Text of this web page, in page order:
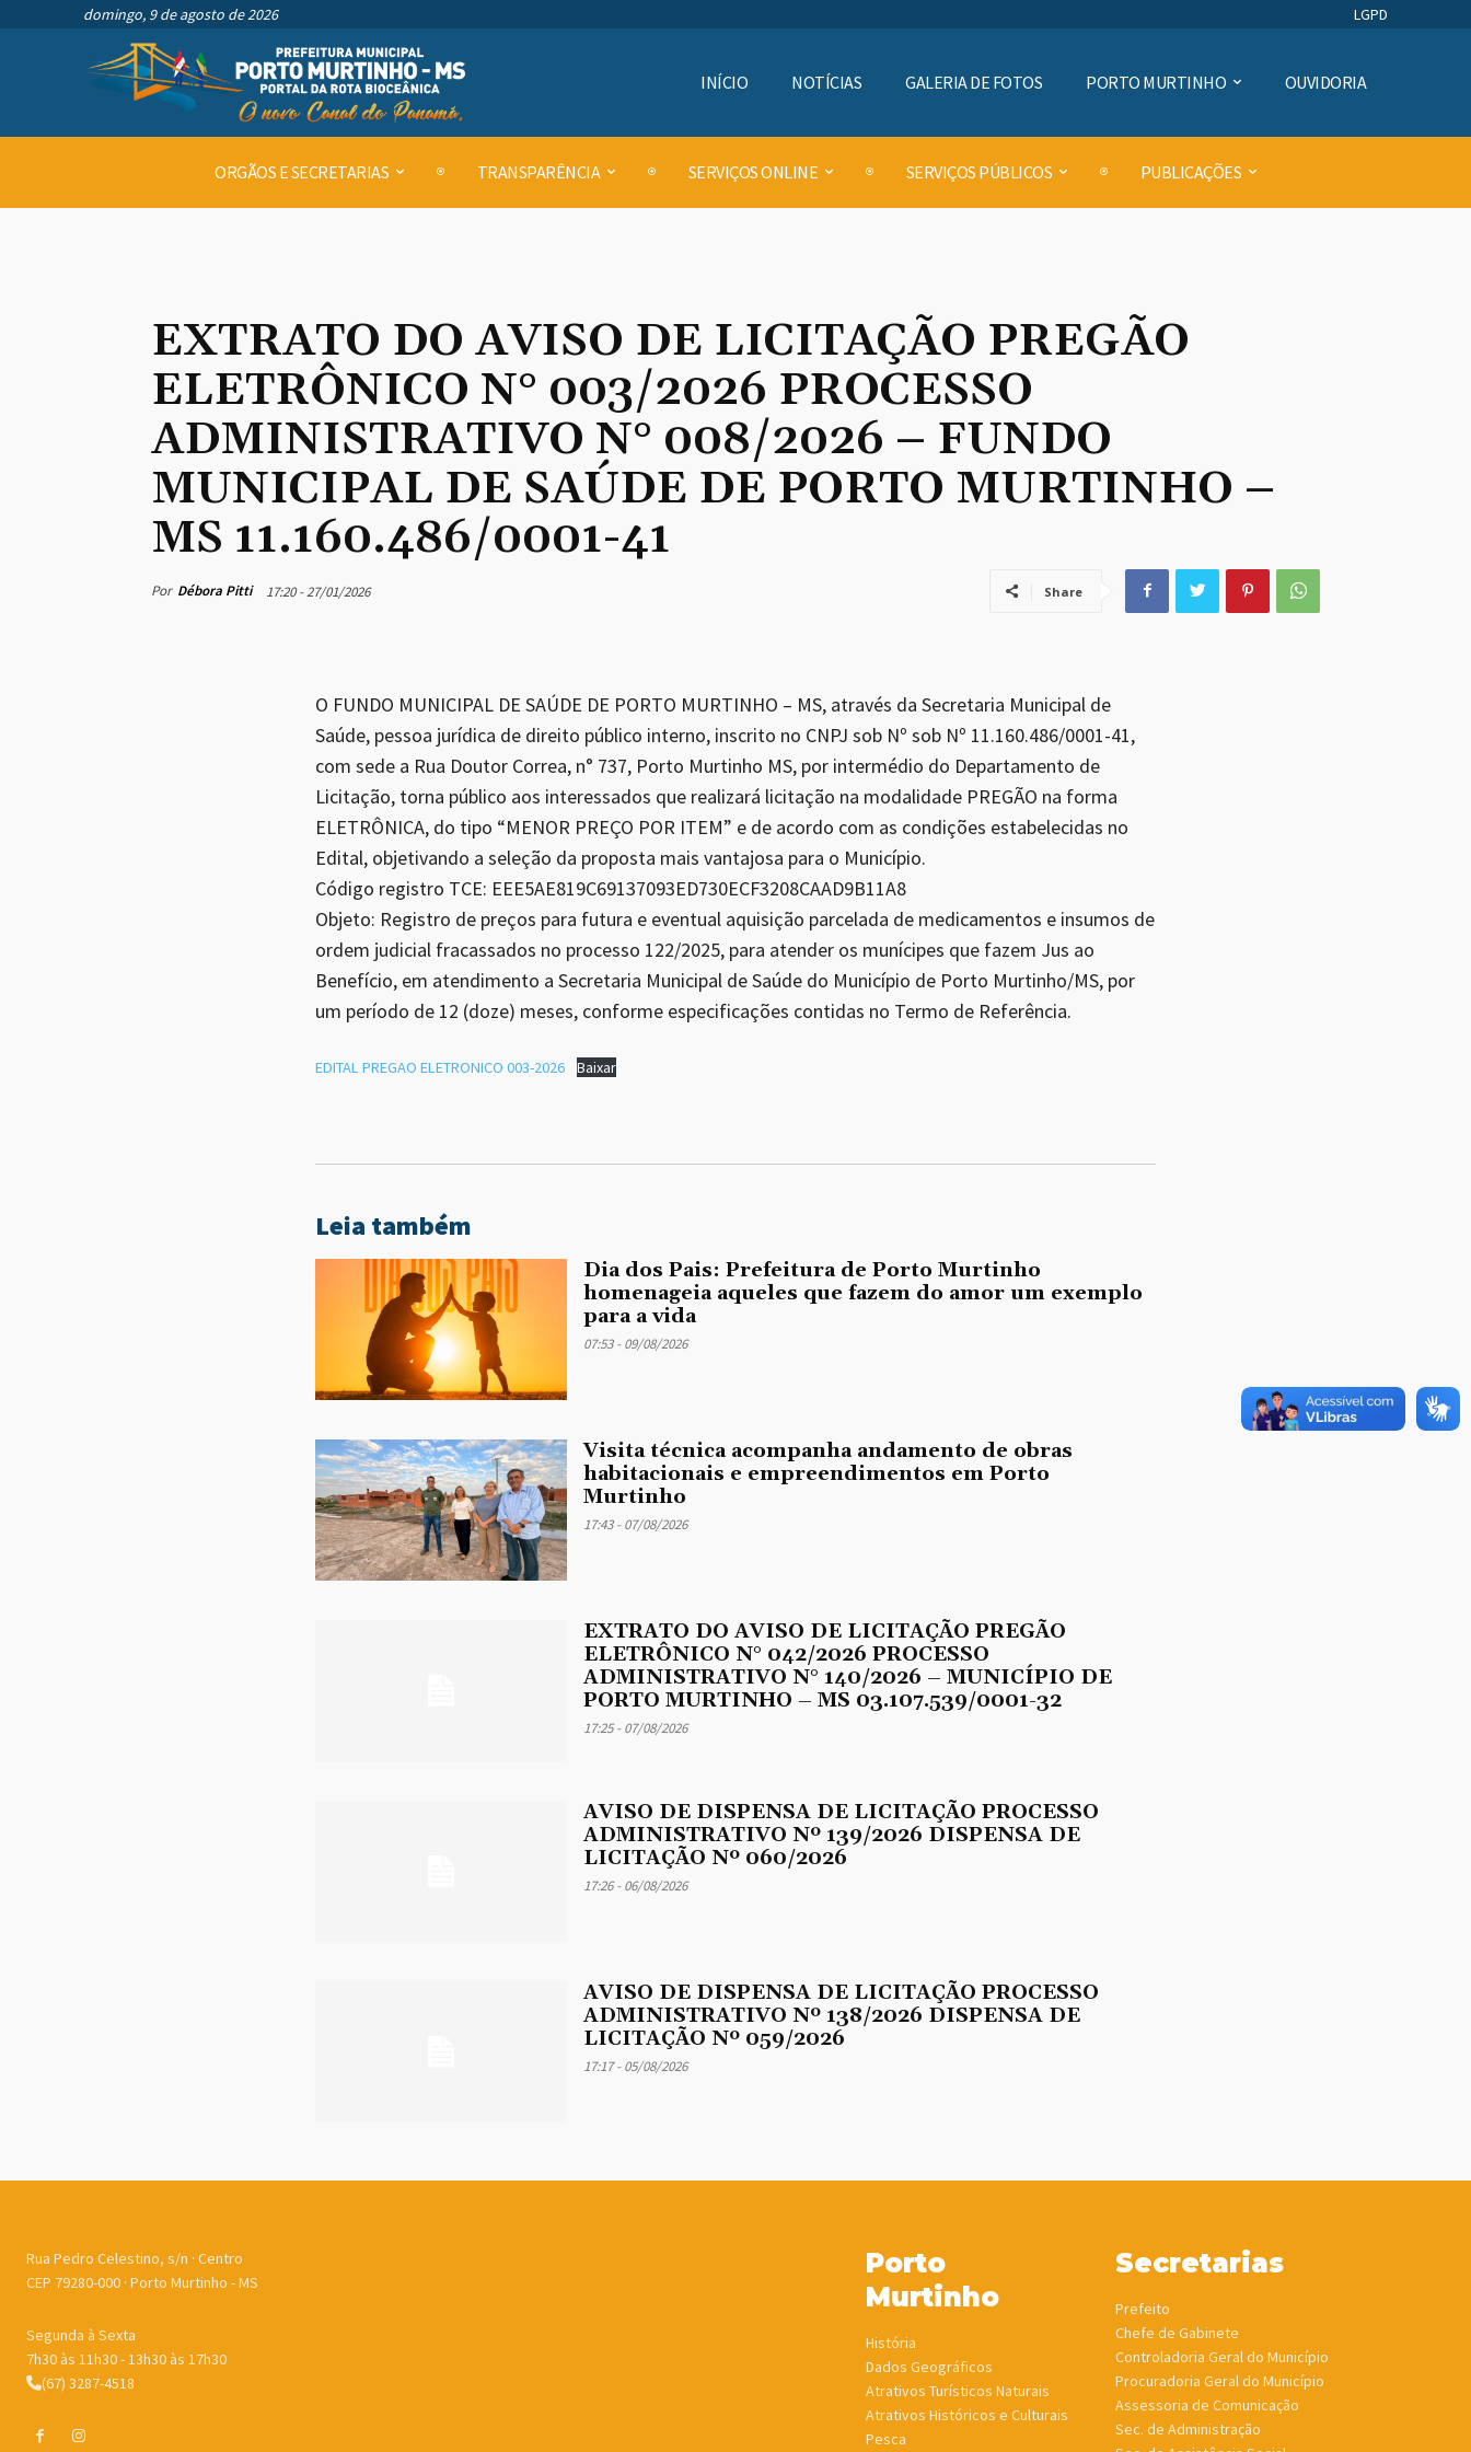
domingo, 9 de agosto de 2026 LGPD
INÍCIO NOTÍCIAS GALERIA DE FOTOS PORTO MURTINHO OUVIDORIA
ORGÃOS E SECRETARIAS TRANSPARÊNCIA SERVIÇOS ONLINE SERVIÇOS PÚBLICOS PUBLICAÇÕES
EXTRATO DO AVISO DE LICITAÇÃO PREGÃO
ELETRÔNICO N° 003/2026 PROCESSO
ADMINISTRATIVO N° 008/2026 – FUNDO
MUNICIPAL DE SAÚDE DE PORTO MURTINHO –
MS 11.160.486/0001-41
Por Débora Pitti 17:20 - 27/01/2026 Share
O FUNDO MUNICIPAL DE SAÚDE DE PORTO MURTINHO – MS, através da Secretaria Municipal de
Saúde, pessoa jurídica de direito público interno, inscrito no CNPJ sob Nº sob Nº 11.160.486/0001-41,
com sede a Rua Doutor Correa, n° 737, Porto Murtinho MS, por intermédio do Departamento de
Licitação, torna público aos interessados que realizará licitação na modalidade PREGÃO na forma
ELETRÔNICA, do tipo “MENOR PREÇO POR ITEM” e de acordo com as condições estabelecidas no
Edital, objetivando a seleção da proposta mais vantajosa para o Município.
Código registro TCE: EEE5AE819C69137093ED730ECF3208CAAD9B11A8
Objeto: Registro de preços para futura e eventual aquisição parcelada de medicamentos e insumos de
ordem judicial fracassados no processo 122/2025, para atender os munícipes que fazem Jus ao
Benefício, em atendimento a Secretaria Municipal de Saúde do Município de Porto Murtinho/MS, por
um período de 12 (doze) meses, conforme especificações contidas no Termo de Referência.
EDITAL PREGAO ELETRONICO 003-2026 Baixar
Leia também
Dia dos Pais: Prefeitura de Porto Murtinho
homenageia aqueles que fazem do amor um exemplo
para a vida
07:53 - 09/08/2026
Visita técnica acompanha andamento de obras
habitacionais e empreendimentos em Porto
Murtinho
17:43 - 07/08/2026
EXTRATO DO AVISO DE LICITAÇÃO PREGÃO
ELETRÔNICO N° 042/2026 PROCESSO
ADMINISTRATIVO N° 140/2026 – MUNICÍPIO DE
PORTO MURTINHO – MS 03.107.539/0001-32
17:25 - 07/08/2026
AVISO DE DISPENSA DE LICITAÇÃO PROCESSO
ADMINISTRATIVO Nº 139/2026 DISPENSA DE
LICITAÇÃO Nº 060/2026
17:26 - 06/08/2026
AVISO DE DISPENSA DE LICITAÇÃO PROCESSO
ADMINISTRATIVO Nº 138/2026 DISPENSA DE
LICITAÇÃO Nº 059/2026
17:17 - 05/08/2026
Rua Pedro Celestino, s/n · Centro
CEP 79280-000 · Porto Murtinho - MS
Segunda à Sexta
7h30 às 11h30 - 13h30 às 17h30
(67) 3287-4518
Porto
Murtinho
História
Dados Geográficos
Atrativos Turísticos Naturais
Atrativos Históricos e Culturais
Pesca
Secretarias
Prefeito
Chefe de Gabinete
Controladoria Geral do Município
Procuradoria Geral do Município
Assessoria de Comunicação
Sec. de Administração